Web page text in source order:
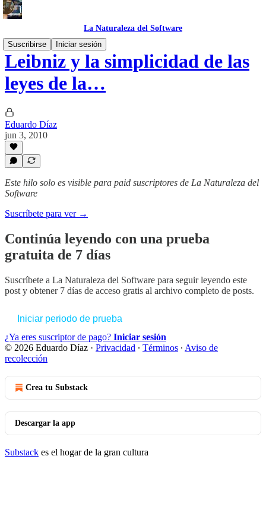
La Naturaleza del Software
Suscribirse
Iniciar sesión
Leibniz y la simplicidad de las
leyes de la…
Eduardo Díaz
jun 3, 2010
Este hilo solo es visible para paid suscriptores de La Naturaleza del
Software
Suscríbete para ver →
Continúa leyendo con una prueba
gratuita de 7 días
Suscríbete a La Naturaleza del Software para seguir leyendo este
post y obtener 7 días de acceso gratis al archivo completo de posts.
Iniciar periodo de prueba
¿Ya eres suscriptor de pago? Iniciar sesión
© 2026 Eduardo Díaz · Privacidad ∙ Términos ∙ Aviso de
recolección
Crea tu Substack
Descargar la app
Substack es el hogar de la gran cultura